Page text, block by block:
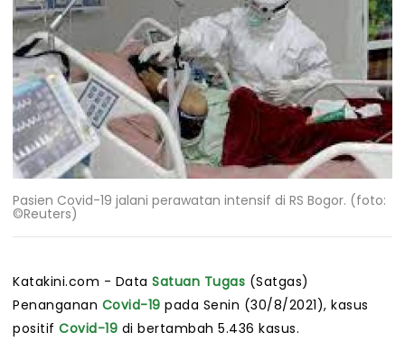
Pasien Covid-19 jalani perawatan intensif di RS Bogor. (foto:
©Reuters)
Katakini.com - Data Satuan Tugas (Satgas)
Penanganan Covid-19 pada Senin (30/8/2021), kasus
positif Covid-19 di bertambah 5.436 kasus.